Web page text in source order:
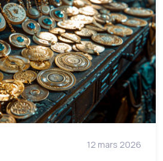
12 mars 2026